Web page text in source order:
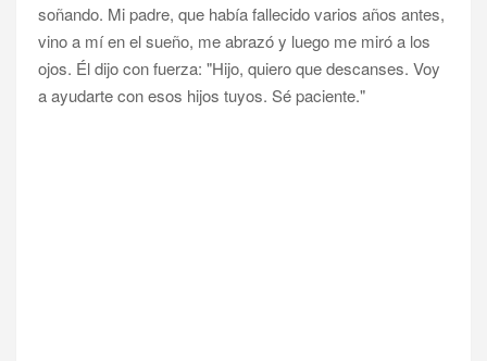
soñando. Mi padre, que había fallecido varios años antes,
vino a mí en el sueño, me abrazó y luego me miró a los
ojos. Él dijo con fuerza: "Hijo, quiero que descanses. Voy
a ayudarte con esos hijos tuyos. Sé paciente."